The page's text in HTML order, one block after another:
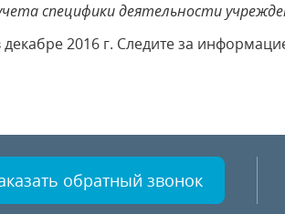
специфики деятельности
2016 г. Следите за
обратный звонок